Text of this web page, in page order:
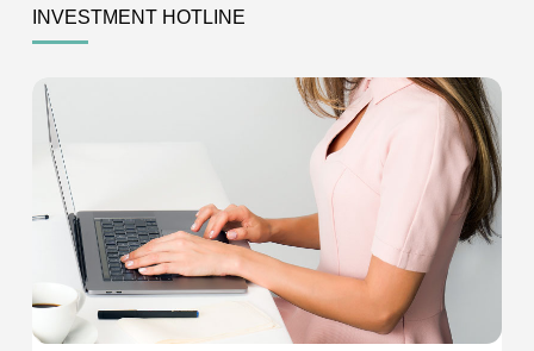
INVESTMENT HOTLINE